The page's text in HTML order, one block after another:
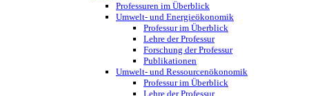
Professuren im Überblick
Umwelt- und Energieökonomik
Professur im Überblick
Lehre der Professur
Forschung der Professur
Publikationen
Umwelt- und Ressourcenökonomik
Professur im Überblick
Lehre der Professur